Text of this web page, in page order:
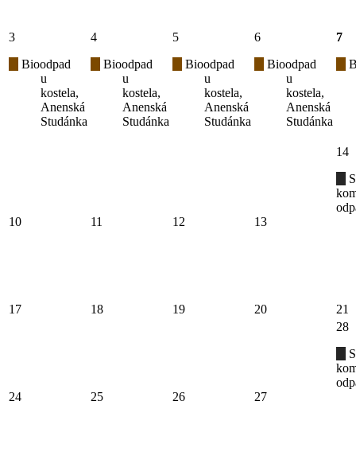
3
Bioodpad
u
kostela,
Anenská
Studánka
4
Bioodpad
u
kostela,
Anenská
Studánka
5
Bioodpad
u
kostela,
Anenská
Studánka
6
Bioodpad
u
kostela,
Anenská
Studánka
7
10 11 12 13
14
17 18 19 20 21
24 25 26 27
28